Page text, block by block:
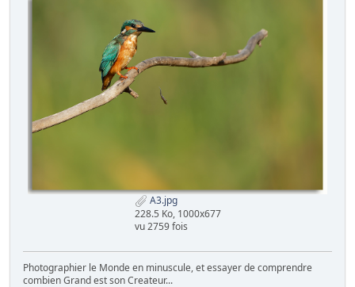
A3.jpg
228.5 Ko, 1000x677
vu 2759 fois
Photographier le Monde en minuscule, et essayer de comprendre
combien Grand est son Createur...